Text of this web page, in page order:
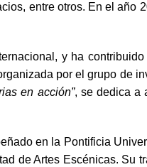
entre otros. En el
y ha
por el grupo de
en acción”, se dedica a
en la Pontificia
de Artes Escénicas.